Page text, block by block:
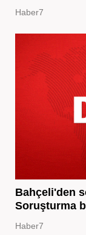
Haber7
Bahçeli'den
Soruşturma
Haber7